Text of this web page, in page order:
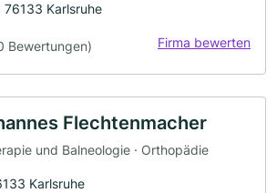
Karlsruhe
Bewertungen) Firma bewerten
Flechtenmacher
und Balneologie · Orthopädie
Karlsruhe